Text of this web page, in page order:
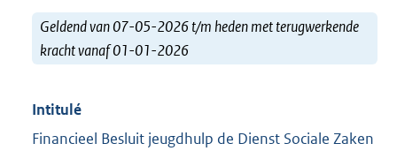
Geldend van 07-05-2026 t/m heden met terugwerkende
kracht vanaf 01-01-2026
Intitulé
Financieel Besluit jeugdhulp de Dienst Sociale Zaken